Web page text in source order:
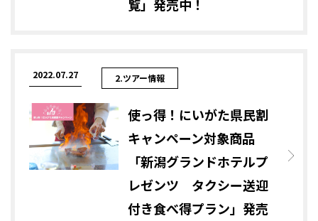
覧」発売中！
2022.07.27 2.ツアー情報
使っ得！にいがた県民割
キャンペーン対象商品
「新潟グランドホテルプ
レゼンツ タクシー送迎
付き食べ得プラン」発売